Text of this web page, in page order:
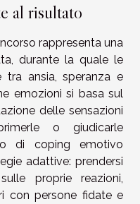
al risultato
rappresenta una
durante la quale le
tra ansia, speranza e
emozioni si basa sul
delle sensazioni
o giudicarle
di coping emotivo
adattive: prendersi
proprie reazioni,
con persone fidate e